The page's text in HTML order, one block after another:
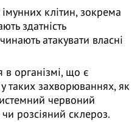
клітин, зокрема
здатність
атакувати власні
в організмі, що є
таких захворюваннях, як
червоний
розсіяний склероз.